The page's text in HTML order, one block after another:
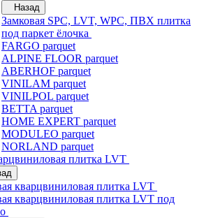
Назад
Замковая SPC, LVT, WPC, ПВХ плитка
под паркет ёлочка
FARGO parquet
ALPINE FLOOR parquet
ABERHOF parquet
VINILAM parquet
VINILPOL parquet
BETTA parquet
HOME EXPERT parquet
MODULEO parquet
NORLAND parquet
плитка LVT
кварцвиниловая плитка LVT
кварцвиниловая плитка LVT под